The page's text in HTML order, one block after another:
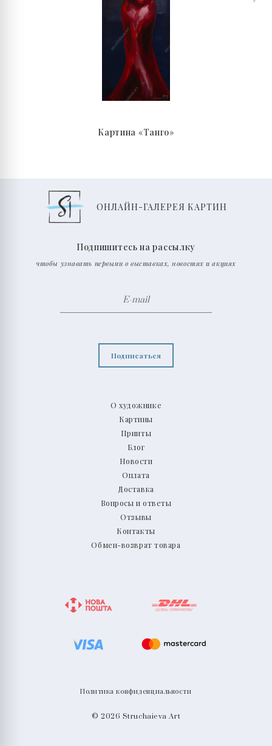
Картина «Танго»
ОНЛАЙН-ГАЛЕРЕЯ КАРТИН
О художнике
Картины
Принты
Блог
Новости
Оплата
Доставка
Вопросы и ответы
Отзывы
Контакты
Обмен-возврат товара
Подпишитесь на рассылку
чтобы узнавать первыми о выставках, новостях и акциях
Подписаться
Политика конфиденциальности
© 2026 Struchaieva Art